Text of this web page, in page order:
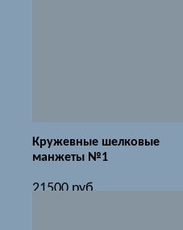
Кружевные шелковые
манжеты №1
21500 руб.